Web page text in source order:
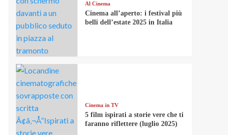
Al Cinema
Cinema all’aperto: i festival più
belli dell’estate 2025 in Italia
Cinema in TV
5 film ispirati a storie vere che ti
faranno riflettere (luglio 2025)